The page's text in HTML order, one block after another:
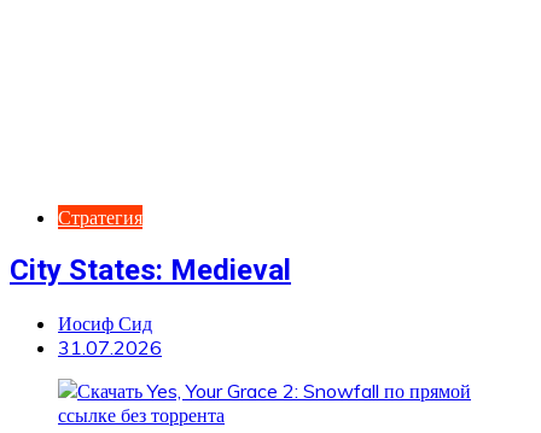
Стратегия
City States: Medieval
Иосиф Сид
31.07.2026